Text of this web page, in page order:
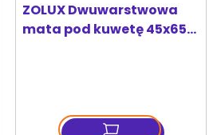
ZOLUX Dwuwarstwowa
mata pod kuwetę 45x65